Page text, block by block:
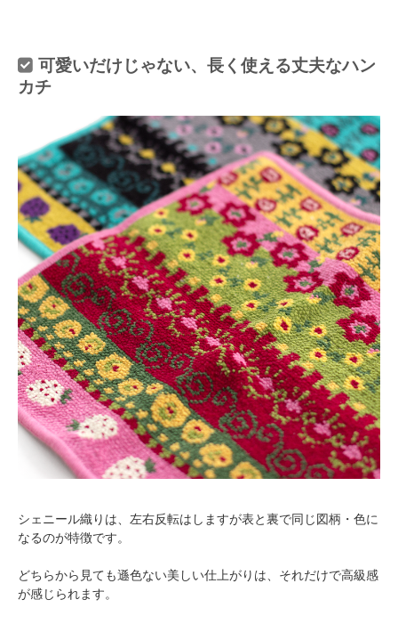
可愛いだけじゃない、長く使える丈夫なハン
カチ
シェニール織りは、左右反転はしますが表と裏で同じ図柄・色に
なるのが特徴です。
どちらから見ても遜色ない美しい仕上がりは、それだけで高級感
が感じられます。